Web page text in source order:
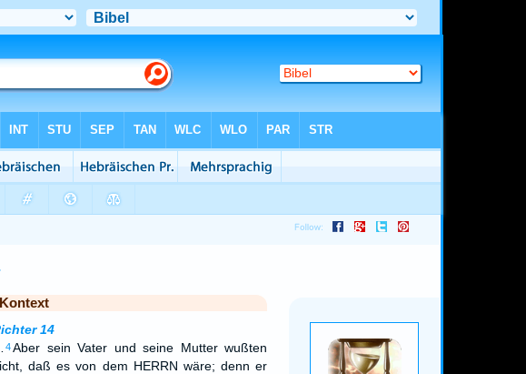
Kontext
14
4Aber sein Vater und seine Mutter wußten
daß es von dem HERRN wäre; denn er